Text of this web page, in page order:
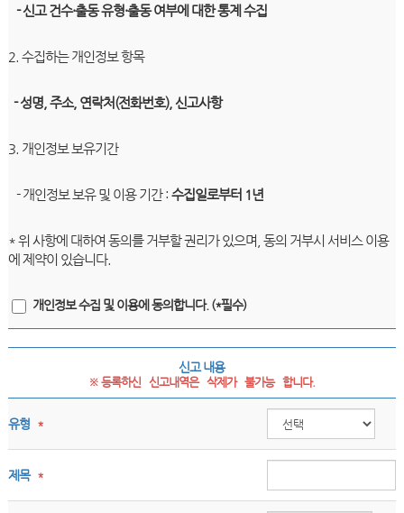
- 신고 건수·출동 유형·출동 여부에 대한 통계 수집
2. 수집하는 개인정보 항목
- 성명, 주소, 연락처(전화번호), 신고사항
3. 개인정보 보유기간
- 개인정보 보유 및 이용 기간 : 수집일로부터 1년
* 위 사항에 대하여 동의를 거부할 권리가 있으며, 동의 거부시 서비스 이용
에 제약이 있습니다.
개인정보 수집 및 이용에 동의합니다. (*필수)
신고 내용
※ 등록하신   신고내역은   삭제가   불가능   합니다.
유형 *
제목 *